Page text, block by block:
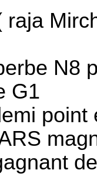
raja
N8
G1